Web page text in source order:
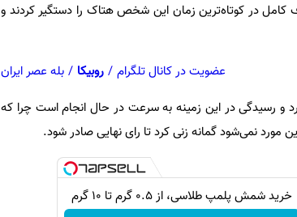
کامل در کوتاه‌ترین زمان این شخص هتاک را دستگیر کردند و
عضویت در کانال تلگرام / روبیکا / بله عصر ایران
و رسیدگی در این زمینه به سرعت در حال انجام است چرا که
نمی‌شود گمانه زنی‌ کرد تا رای نهایی صادر شود.
خرید شمش پلمپ طلاسی، از ۰.۵ گرم تا ۱۰ گرم